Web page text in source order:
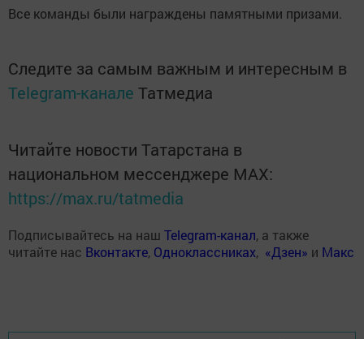
Все команды были награждены памятными призами.
Следите за самым важным и интересным в
Telegram-канале Татмедиа
Читайте новости Татарстана в
национальном мессенджере MАХ:
https://max.ru/tatmedia
Подписывайтесь на наш Telegram-канал, а также
читайте нас Вконтакте, Одноклассниках, «Дзен» и Макс